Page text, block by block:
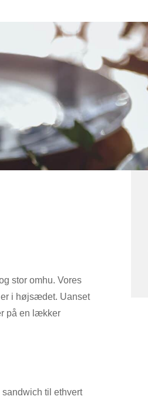
stor omhu. Vores
er i højsædet. Uanset
på en lækker
til ethvert